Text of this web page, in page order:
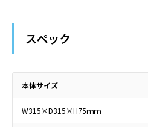
スペック
本体サイズ
W315×D315×H75ｍｍ